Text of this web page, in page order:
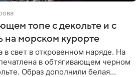
топе с декольте и с
на морском курорте
свет в откровенном наряде. На
в обтягивающем черном
Образ дополнили белая